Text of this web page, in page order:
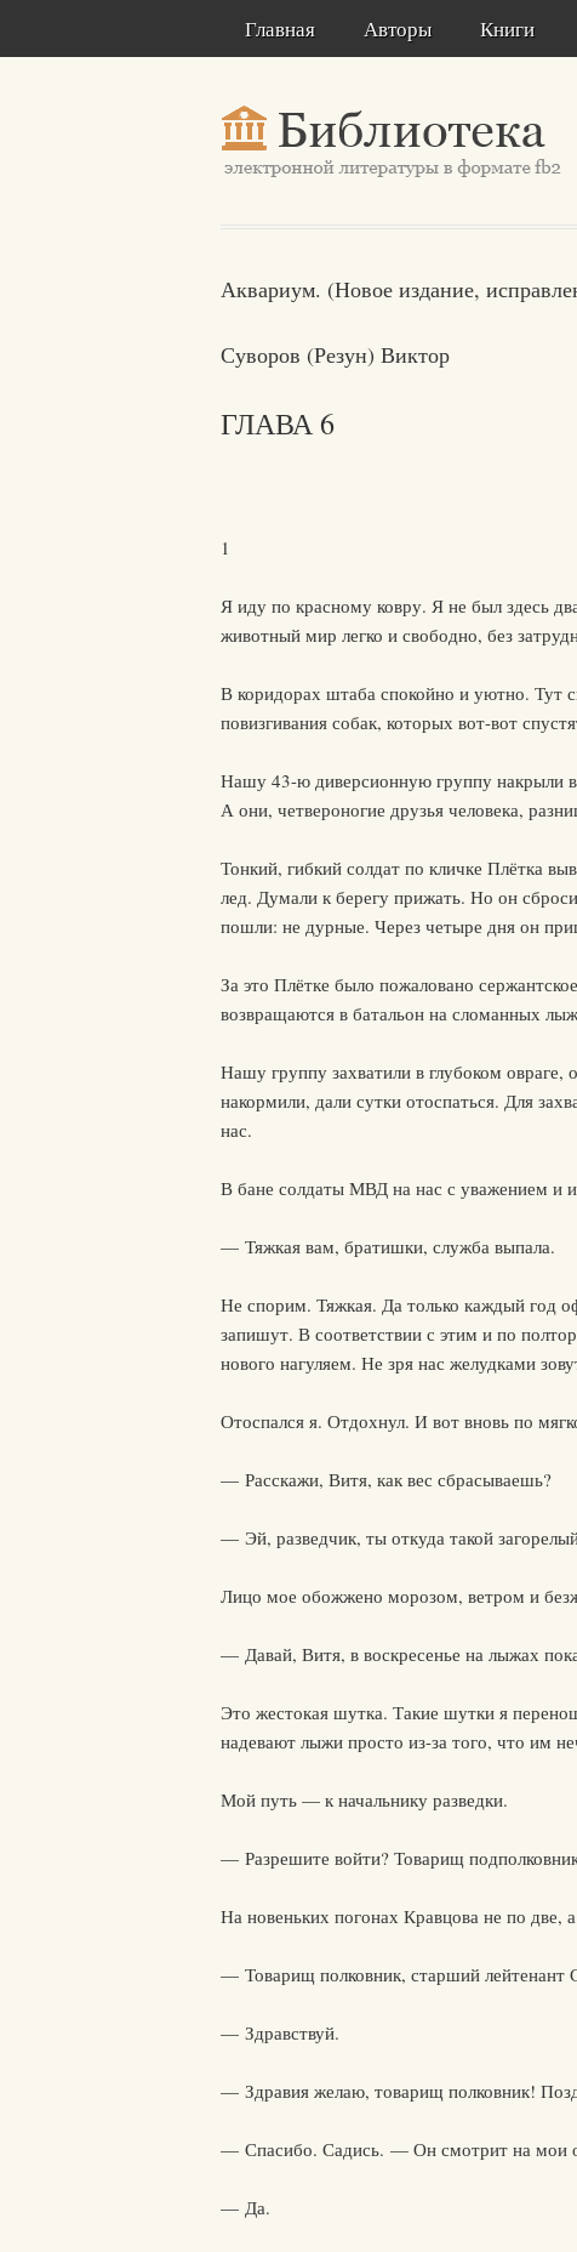
Главная Авторы Книги
Аквариум. (Новое издание,
Суворов (Резун) Виктор
ГЛАВА 6
1
Я иду по красному ковру. Я не был здесь
животный мир легко и свободно, без
В коридорах штаба спокойно и уютно. Тут
повизгивания собак, которых вот-вот
Нашу 43-ю диверсионную группу накрыли в
А они, четвероногие друзья человека,
Тонкий, гибкий солдат по кличке Плётка
лед. Думали к берегу прижать. Но он
пошли: не дурные. Через четыре дня он
За это Плётке было пожаловано
возвращаются в батальон на сломанных
Нашу группу захватили в глубоком
накормили, дали сутки отоспаться. Для
нас.
В бане солдаты МВД на нас с уважением и
— Тяжкая вам, братишки, служба выпала.
Не спорим. Тяжкая. Да только каждый год
запишут. В соответствии с этим и по
нового нагуляем. Не зря нас желудками
Отоспался я. Отдохнул. И вот вновь по
— Расскажи, Витя, как вес сбрасываешь?
— Эй, разведчик, ты откуда такой
Лицо мое обожжено морозом, ветром и
— Давай, Витя, в воскресенье на лыжах
Это жестокая шутка. Такие шутки я
надевают лыжи просто из-за того, что им
Мой путь — к начальнику разведки.
— Разрешите войти? Товарищ
На новеньких погонах Кравцова не по две,
— Товарищ полковник, старший лейтенант
— Здравствуй.
— Здравия желаю, товарищ полковник!
— Спасибо. Садись. — Он смотрит на мои
— Да.